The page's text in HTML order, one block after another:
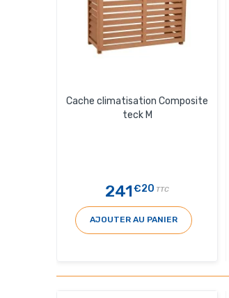
Cache climatisation Composite
teck M
241€20 TTC
AJOUTER AU PANIER